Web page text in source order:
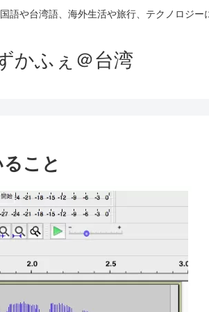
語や台湾語、海外生活や旅行、テクノロジー
かふぇ＠台湾
こと